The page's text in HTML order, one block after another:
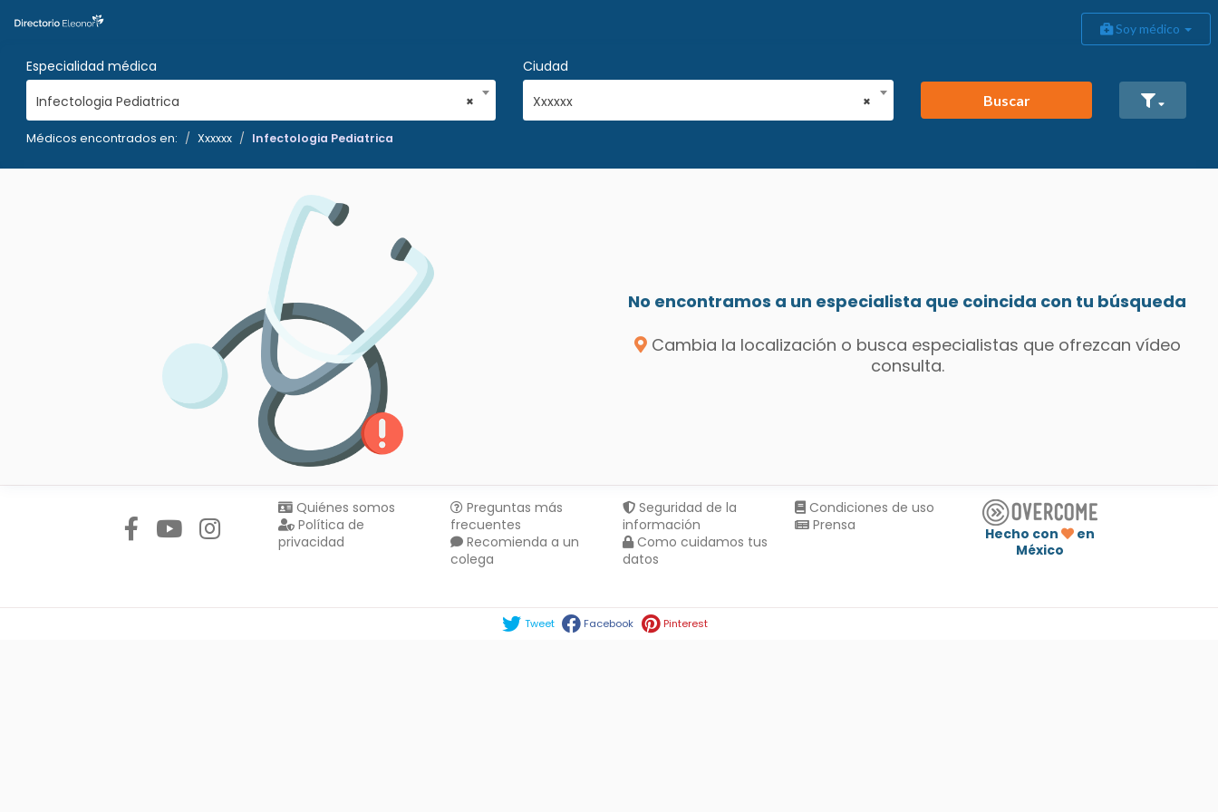
Soy médico
Especialidad médica
×
Infectologia Pediatrica
Ciudad
×
Xxxxxx Buscar
Médicos encontrados en: Xxxxxx Infectologia Pediatrica
No encontramos a un especialista que coincida con tu búsqueda
Cambia la localización o busca especialistas que ofrezcan vídeo
consulta.
Quiénes somos
Política de
privacidad
Preguntas más
frecuentes
Recomienda a un
colega
Seguridad de la
información
Como cuidamos tus
datos
Condiciones de uso
Prensa
Hecho con
en
México
Tweet Facebook Pinterest